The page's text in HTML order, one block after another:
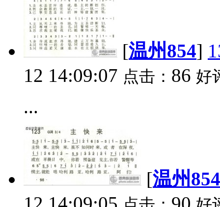
[温州854]
12 14:09:07 点击： 86 好
...
[温州854